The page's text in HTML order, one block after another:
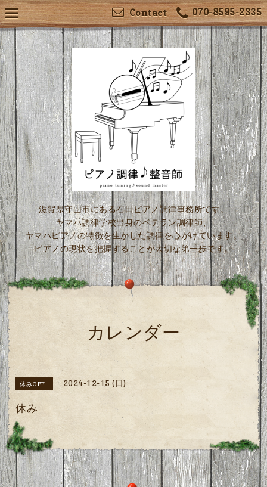
070-8595-2335
Contact
滋賀県守山市にある石田ピアノ調律事務所です。
ヤマハ調律学校出身のベテラン調律師、
ヤマハピアノの特徴を生かした調律を心がけています。
ピアノの現状を把握することが大切な第一歩です。
カレンダー
休みOFF! 2024-12-15 (日)
休み